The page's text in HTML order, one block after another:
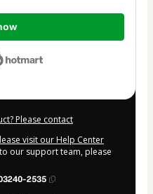
Please contact
visit our Help Center
our support team, please
2535